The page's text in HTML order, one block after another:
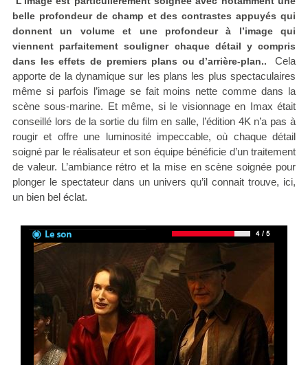
belle profondeur de champ et des contrastes appuyés qui
donnent un volume et une profondeur à l’image qui
viennent parfaitement souligner chaque détail y compris
dans les effets de premiers plans ou d’arrière-plan..
Cela
apporte de la dynamique sur les plans les plus spectaculaires
même si parfois l’image se fait moins nette comme dans la
scène sous-marine. Et même, si le visionnage en Imax était
conseillé lors de la sortie du film en salle, l’édition 4K n’a pas à
rougir et offre une luminosité impeccable, où chaque détail
soigné par le réalisateur et son équipe bénéficie d’un traitement
de valeur. L’ambiance rétro et la mise en scène soignée pour
plonger le spectateur dans un univers qu’il connait trouve, ici,
un bien bel éclat.